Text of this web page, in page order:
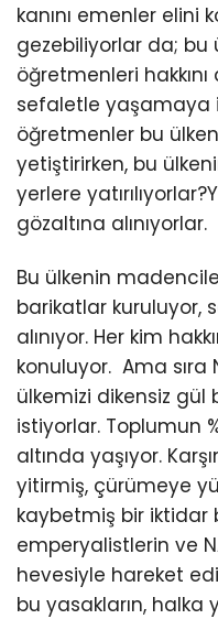
kanını emenler elini
gezebiliyorlar da; bu
öğretmenleri hakkını
sefaletle yaşamaya
öğretmenler bu
yetiştirirken, bu
yerlere
gözaltına alınıyorlar.
Bu ülkenin
barikatlar kuruluyor,
alınıyor. Her kim
konuluyor. Ama sıra
ülkemizi dikensiz
istiyorlar. Toplumun
altında yaşıyor.
yitirmiş, çürümeye
kaybetmiş bir iktidar
emperyalistlerin ve
hevesiyle hareket
bu yasakların, halka